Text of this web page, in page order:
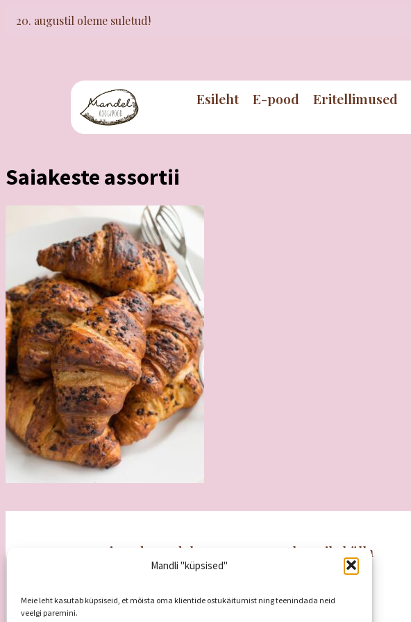
Mandli "küpsised"
Meie leht kasutab küpsiseid, et mõista oma klientide ostukäitumist ning teenindada neid
veelgi paremini.
20. augustil oleme suletud!
Esileht E-pood Eritellimused
Saiakeste assortii
Koogipood Mandel
Veski 5a, 51005 Tartu
+372 5680 5585
Tule meile külla
8.00-19.00
Ppuhkame